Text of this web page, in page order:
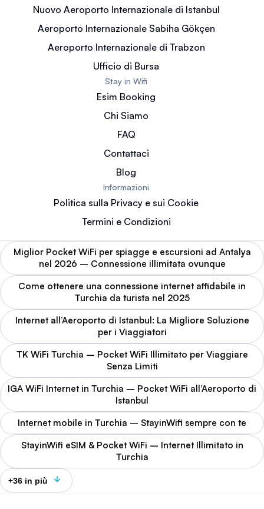
Nuovo Aeroporto Internazionale di Istanbul
Aeroporto Internazionale Sabiha Gökçen
Aeroporto Internazionale di Trabzon
Ufficio di Bursa
Stay in Wifi
Esim Booking
Chi Siamo
FAQ
Contattaci
Blog
Informazioni
Politica sulla Privacy e sui Cookie
Termini e Condizioni
Miglior Pocket WiFi per spiagge e escursioni ad Antalya
nel 2026 – Connessione illimitata ovunque
Come ottenere una connessione internet affidabile in
Turchia da turista nel 2025
Internet all’Aeroporto di Istanbul: La Migliore Soluzione
per i Viaggiatori
TK WiFi Turchia – Pocket WiFi Illimitato per Viaggiare
Senza Limiti
IGA WiFi Internet in Turchia – Pocket WiFi all’Aeroporto di
Istanbul
Internet mobile in Turchia – StayinWifi sempre con te
StayinWifi eSIM & Pocket WiFi – Internet Illimitato in
Turchia
+36 in più